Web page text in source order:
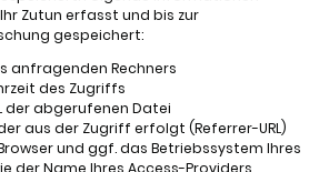
Zutun erfasst und bis zur
gespeichert:
anfragenden Rechners
des Zugriffs
der abgerufenen Datei
aus der Zugriff erfolgt (Referrer-URL)
und ggf. das Betriebssystem Ihres